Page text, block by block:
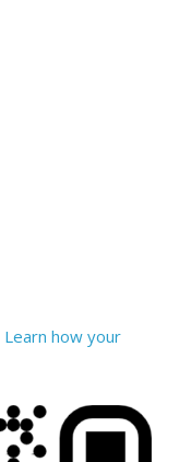
Learn how your